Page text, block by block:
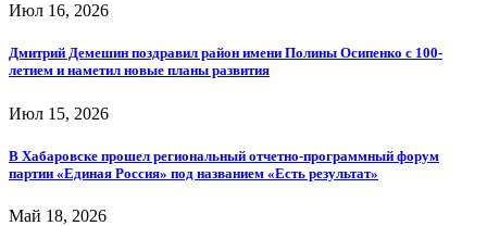
Июл 16, 2026
Дмитрий Демешин поздравил район имени Полины Осипенко с 100-
летием и наметил новые планы развития
Июл 15, 2026
В Хабаровске прошел региональный отчетно-программный форум
партии «Единая Россия» под названием «Есть результат»
Май 18, 2026